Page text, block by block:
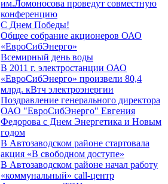
им.Ломоносова проведут совместную
конференцию
С Днем Победы!
Общее собрание акционеров ОАО
«ЕвроСибЭнерго»
Всемирный день воды
В 2011 г. электростанции ОАО
«ЕвроСибЭнерго» произвели 80,4
млрд. кВтч электроэнергии
Поздравление генерального директора
ОАО "ЕвроСибЭнерго" Евгения
Федорова с Днем Энергетика и Новым
годом
В Автозаводском районе стартовала
акция «В свободном доступе»
В Автозаводском районе начал работу
«коммунальный» call-центр